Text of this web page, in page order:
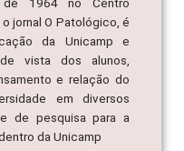
jornal O Patológico, é
da Unicamp e
vista dos alunos,
e relação do
em diversos
de pesquisa para a
da Unicamp